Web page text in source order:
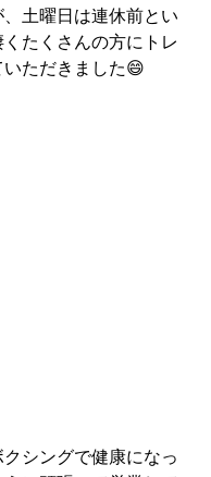
土曜日は連休前とい
たくさんの方にトレ
ただきました😄
シングで健康になっ